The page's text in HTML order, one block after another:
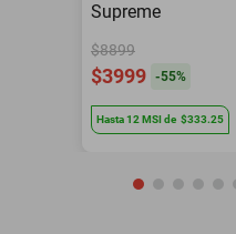
Supreme
$8899
$3999 -55%
Hasta12 MSIde $333.25